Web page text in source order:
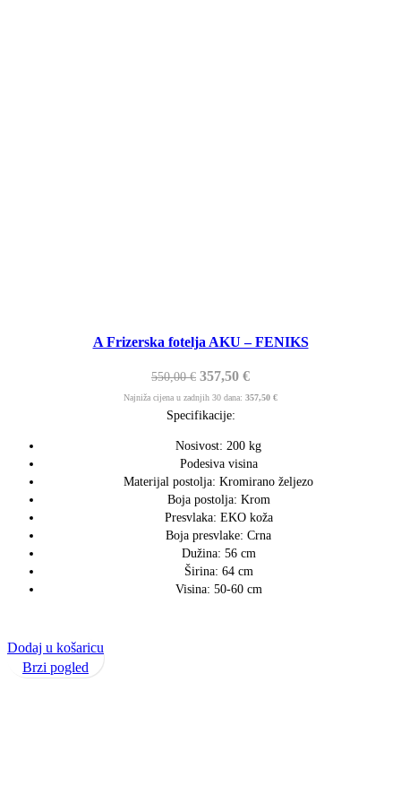
A Frizerska fotelja AKU – FENIKS
550,00€ 357,50 €
Najniža cijena u zadnjih 30 dana: 357,50 €
Specifikacije:
Nosivost: 200 kg
Podesiva visina
Materijal postolja: Kromirano željezo
Boja postolja: Krom
Presvlaka: EKO koža
Boja presvlake: Crna
Dužina: 56 cm
Širina: 64 cm
Visina: 50-60 cm
Dodaj u košaricu
Brzi pogled